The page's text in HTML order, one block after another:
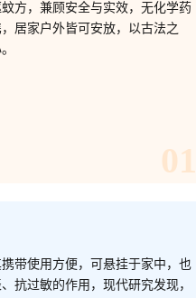
方，兼顾安全与实效，无化学药
居家户外皆可安放，以古法之
01
带使用方便，可悬挂于家中，也
抗过敏的作用，现代研究发现，